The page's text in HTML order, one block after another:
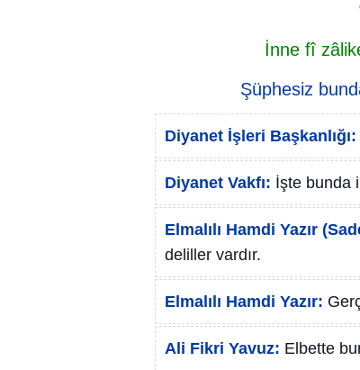
İnne fî
Şüphesiz
Diyanet İşleri Başkanlığı:
Diyanet Vakfı: İşte bunda
Elmalılı Hamdi Yazır
deliller vardır.
Elmalılı Hamdi Yazır:
Ali Fikri Yavuz: Elbette